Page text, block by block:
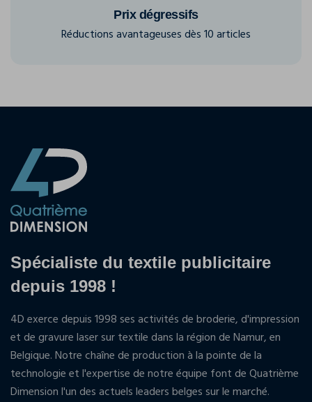
Prix dégressifs
Réductions avantageuses dès 10 articles
Spécialiste du textile publicitaire
depuis 1998 !
4D exerce depuis 1998 ses activités de broderie, d'impression
et de gravure laser sur textile dans la région de Namur, en
Belgique. Notre chaîne de production à la pointe de la
technologie et l'expertise de notre équipe font de Quatrième
Dimension l'un des actuels leaders belges sur le marché.